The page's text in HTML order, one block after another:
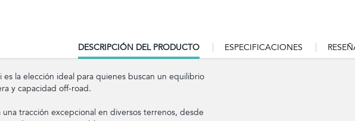
CURRENT
TAB:
DESCRIPCIÓN DEL PRODUCTO ESPECIFICACIONES
es la elección ideal para quienes buscan un equilibrio
y capacidad off-road.
tracción excepcional en diversos terrenos, desde